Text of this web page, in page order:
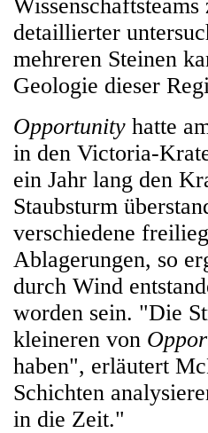
detaillierter
mehreren Steinen
Geologie dieser
Opportunity hatte
in den Victoria-
ein Jahr lang den
Staubsturm
verschiedene
Ablagerungen, so
durch Wind
worden sein. "Die
kleineren von
haben", erläutert
Schichten
in die Zeit."